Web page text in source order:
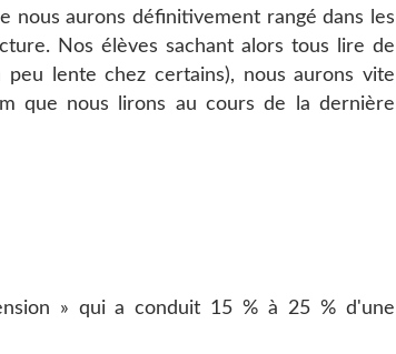
nous aurons définitivement rangé dans les
Nos élèves sachant alors tous lire de
lente chez certains), nous aurons vite
que nous lirons au cours de la dernière
» qui a conduit 15 % à 25 % d'une